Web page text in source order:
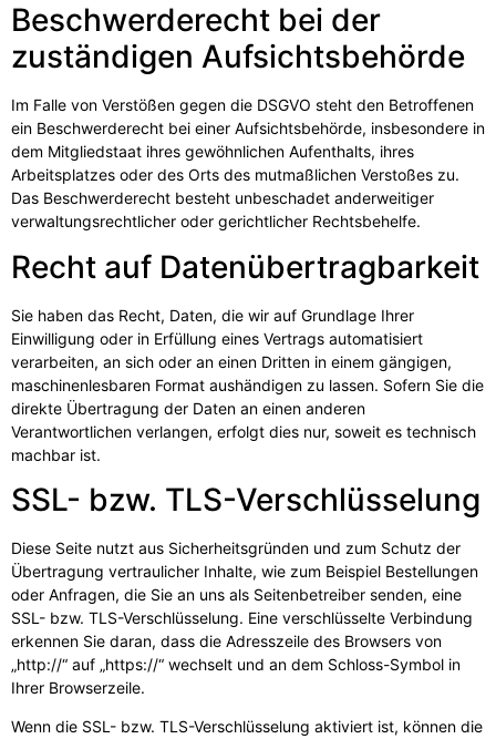
Beschwerde­recht bei der
zuständigen Aufsichts­behörde
Im Falle von Verstößen gegen die DSGVO steht den Betroffenen
ein Beschwerderecht bei einer Aufsichtsbehörde, insbesondere in
dem Mitgliedstaat ihres gewöhnlichen Aufenthalts, ihres
Arbeitsplatzes oder des Orts des mutmaßlichen Verstoßes zu.
Das Beschwerderecht besteht unbeschadet anderweitiger
verwaltungsrechtlicher oder gerichtlicher Rechtsbehelfe.
Recht auf Daten­übertrag­barkeit
Sie haben das Recht, Daten, die wir auf Grundlage Ihrer
Einwilligung oder in Erfüllung eines Vertrags automatisiert
verarbeiten, an sich oder an einen Dritten in einem gängigen,
maschinenlesbaren Format aushändigen zu lassen. Sofern Sie die
direkte Übertragung der Daten an einen anderen
Verantwortlichen verlangen, erfolgt dies nur, soweit es technisch
machbar ist.
SSL- bzw. TLS-Verschlüsselung
Diese Seite nutzt aus Sicherheitsgründen und zum Schutz der
Übertragung vertraulicher Inhalte, wie zum Beispiel Bestellungen
oder Anfragen, die Sie an uns als Seitenbetreiber senden, eine
SSL- bzw. TLS-Verschlüsselung. Eine verschlüsselte Verbindung
erkennen Sie daran, dass die Adresszeile des Browsers von
„http://“ auf „https://“ wechselt und an dem Schloss-Symbol in
Ihrer Browserzeile.
Wenn die SSL- bzw. TLS-Verschlüsselung aktiviert ist, können die